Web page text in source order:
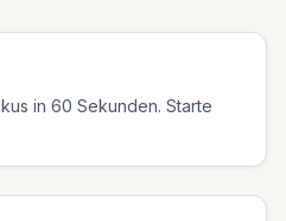
in 60 Sekunden. Starte